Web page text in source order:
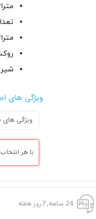
ویژگی های
ویژگی های
با هر انتخاب شما 15 متر به سبد
24 ساعته, 7روز هفته